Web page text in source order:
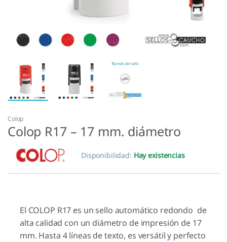
Colop
Colop R17 – 17 mm. diámetro
Disponibilidad: Hay existencias
El COLOP R17 es un sello automático redondo de
alta calidad con un diámetro de impresión de 17
mm. Hasta 4 líneas de texto, es versátil y perfecto